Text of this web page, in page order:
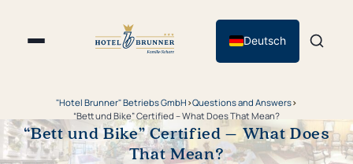
Deutsch
"Hotel Brunner" Betriebs GmbH ›Questions and Answers›
“Bett und Bike” Certified – What Does That Mean?
“Bett und Bike” Certified – What Does
That Mean?